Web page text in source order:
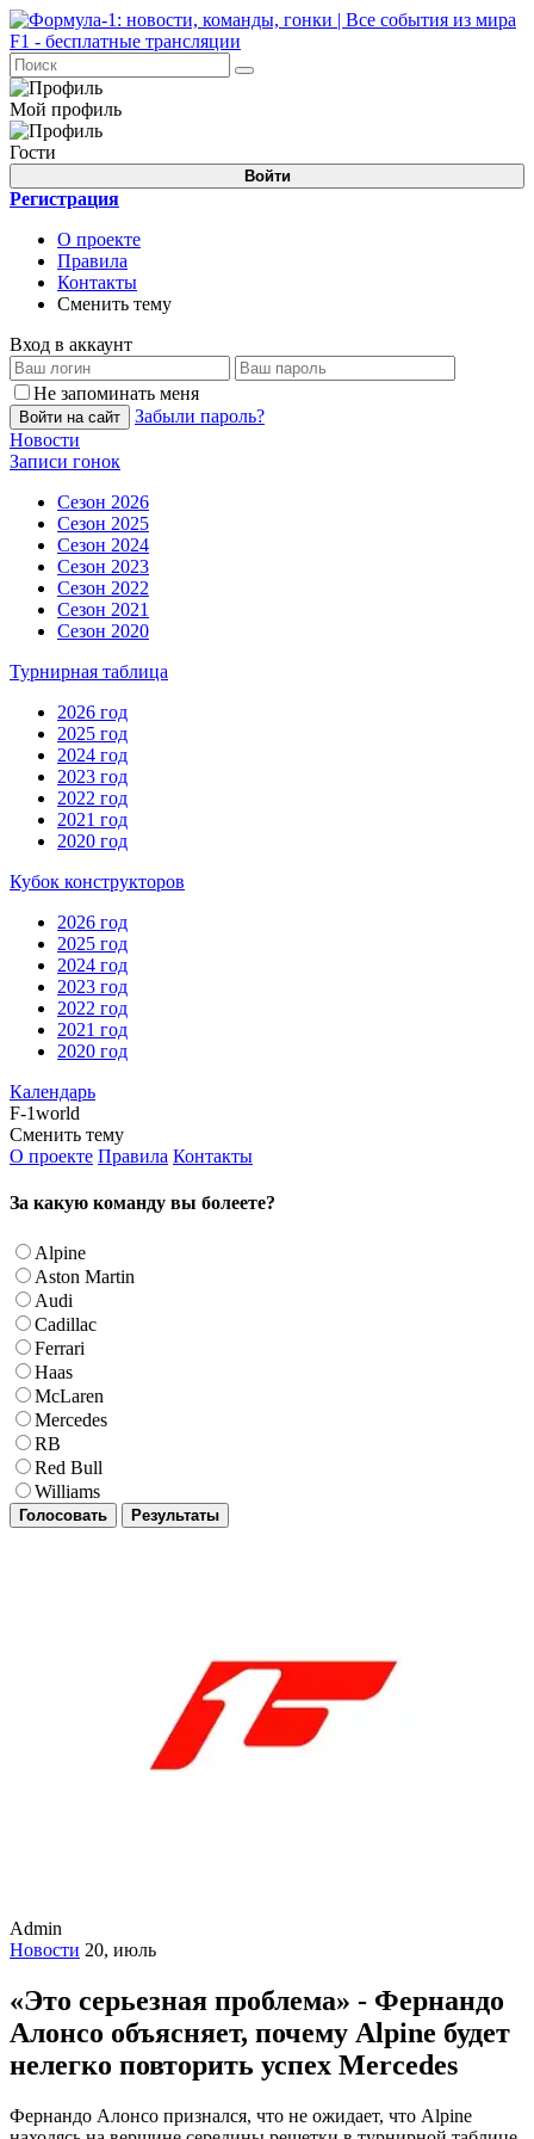
Мой профиль
Гости
Войти
Регистрация
О проекте
Правила
Контакты
Сменить тему
Вход в аккаунт
Не запоминать меня
Войти на сайт
Забыли пароль?
Новости
Записи гонок
Сезон 2026
Сезон 2025
Сезон 2024
Сезон 2023
Сезон 2022
Сезон 2021
Сезон 2020
Турнирная таблица
2026 год
2025 год
2024 год
2023 год
2022 год
2021 год
2020 год
Кубок конструкторов
2026 год
2025 год
2024 год
2023 год
2022 год
2021 год
2020 год
Календарь
F-1world
Сменить тему
О проекте Правила Контакты
За какую команду вы болеете?
Alpine
Aston Martin
Audi
Cadillac
Ferrari
Haas
McLaren
Mercedes
RB
Red Bull
Williams
Голосовать Результаты
Admin
Новости 20, июль
«Это серьезная проблема» - Фернандо
Алонсо объясняет, почему Alpine будет
нелегко повторить успех Mercedes
Фернандо Алонсо признался, что не ожидает, что Alpine